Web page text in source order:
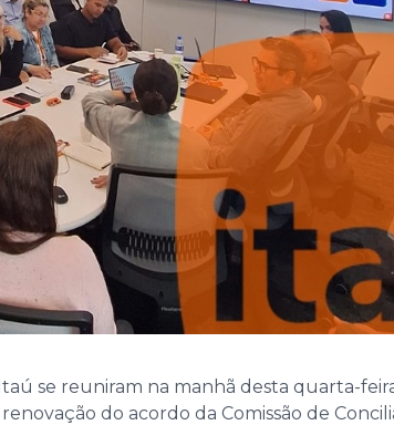
se reuniram na manhã desta quarta-
do acordo da Comissão de